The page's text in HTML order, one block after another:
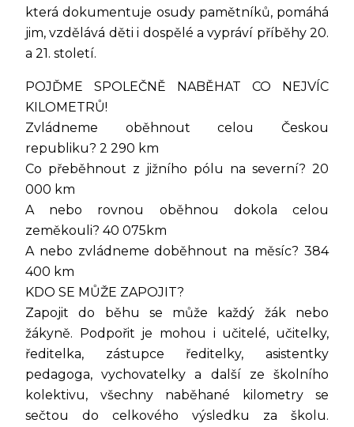
která dokumentuje osudy pamětníků, pomáhá
jim, vzdělává děti i dospělé a vypráví příběhy 20.
a 21. století.
POJĎME SPOLEČNĚ NABĚHAT CO NEJVÍC
KILOMETRŮ!
Zvládneme oběhnout celou Českou
republiku? 2 290 km
Co přeběhnout z jižního pólu na severní? 20
000 km
A nebo rovnou oběhnou dokola celou
zeměkouli? 40 075km
A nebo zvládneme doběhnout na měsíc? 384
400 km
KDO SE MŮŽE ZAPOJIT?
Zapojit do běhu se může každý žák nebo
žákyně. Podpořit je mohou i učitelé, učitelky,
ředitelka, zástupce ředitelky, asistentky
pedagoga, vychovatelky a další ze školního
kolektivu, všechny naběhané kilometry se
sečtou do celkového výsledku za školu.